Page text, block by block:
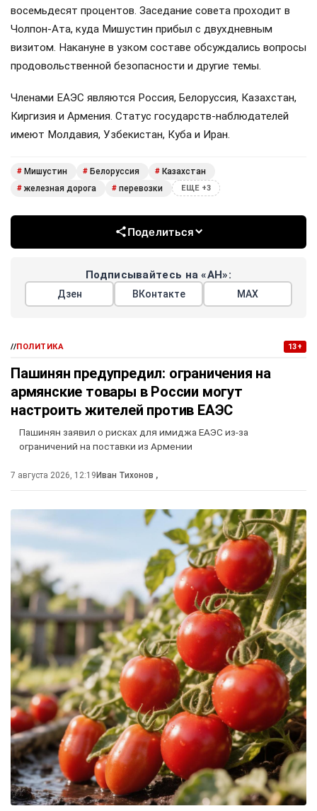
восемьдесят процентов. Заседание совета проходит в
Чолпон-Ата, куда Мишустин прибыл с двухдневным
визитом. Накануне в узком составе обсуждались вопросы
продовольственной безопасности и другие темы.
Членами ЕАЭС являются Россия, Белоруссия, Казахстан,
Киргизия и Армения. Статус государств-наблюдателей
имеют Молдавия, Узбекистан, Куба и Иран.
# Мишустин # Белоруссия # Казахстан
# железная дорога # перевозки ЕЩЕ +3
Поделиться
Подписывайтесь на «АН»:
Дзен ВКонтакте МАХ
//ПОЛИТИКА 13+
Пашинян предупредил: ограничения на
армянские товары в России могут
настроить жителей против ЕАЭС
Пашинян заявил о рисках для имиджа ЕАЭС из-за
ограничений на поставки из Армении
7 августа 2026, 12:19 Иван Тихонов ,